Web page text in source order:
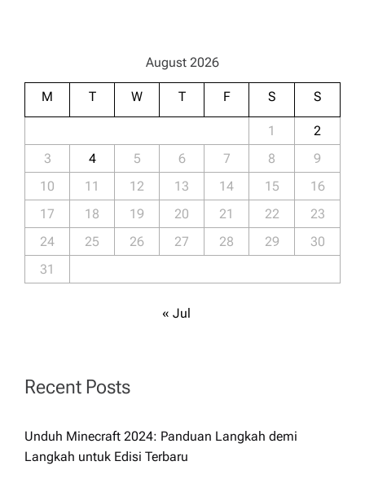
t
i
o
n
August 2026
M T W T F S S
1
2
3
4 5 6 7 8
9
10
11 12 13 14 15
16
17
18 19 20 21 22
23
24
25 26 27 28 29
30
31
« Jul
Recent Posts
Unduh Minecraft 2024: Panduan Langkah demi
Langkah untuk Edisi Terbaru